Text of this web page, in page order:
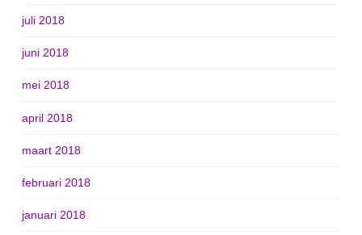
juli 2018
juni 2018
mei 2018
april 2018
maart 2018
februari 2018
januari 2018